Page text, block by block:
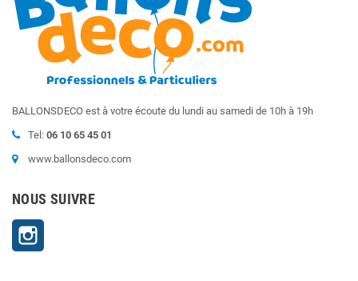
BALLONSDECO est à votre écoute du lundi au samedi de 10h à 19h
Tel: 06 10 65 45 01
www.ballonsdeco.com
NOUS SUIVRE